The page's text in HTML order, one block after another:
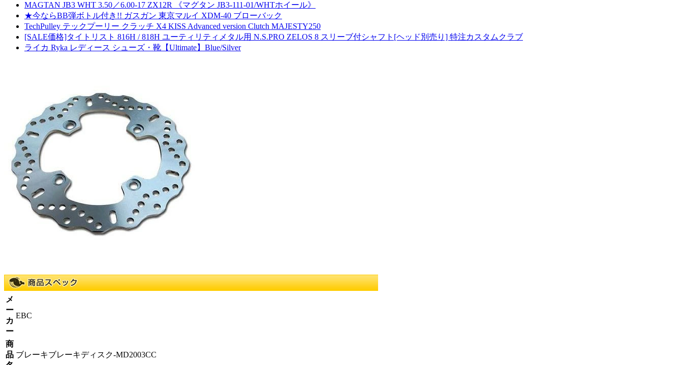
MAGTAN JB3 WHT 3.50／6.00-17 ZX12R 《マグタン JB3-111-01/WHTホイール》
★今ならBB弾ボトル付き!! ガスガン 東京マルイ XDM-40 ブローバック
TechPulley テックプーリー クラッチ X4 KISS Advanced version Clutch MAJESTY250
[SALE価格]タイトリスト 816H / 818H ユーティリティメタル用 N.S.PRO ZELOS 8 スリーブ付シャフト[ヘッド別売り] 特注カスタムクラブ
ライカ Ryka レディース シューズ・靴【Ultimate】Blue/Silver
メ
ー
カ
ー
EBC
商
品 ブレーキブレーキディスク-MD2003CC